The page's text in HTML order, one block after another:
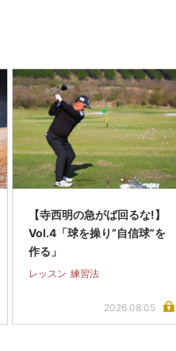
【寺西明の急がば回るな!】
Vol.4「球を操り”自信球”を
作る」
レッスン 練習法
2026.08.05